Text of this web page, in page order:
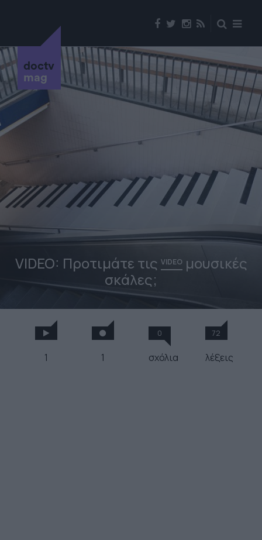
doctv
mag
VIDEO: Προτιμάτε τις VIDEOμουσικές
σκάλες;
1 1
0
σχόλια
72
λέξεις